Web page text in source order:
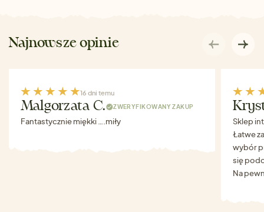
Najnowsze opinie
16 dni temu
Malgorzata C. ZWERYFIKOWANY ZAKUP
Fantastycznie miękki ….miły
Sklep
Łatwe
wybór
się
Na